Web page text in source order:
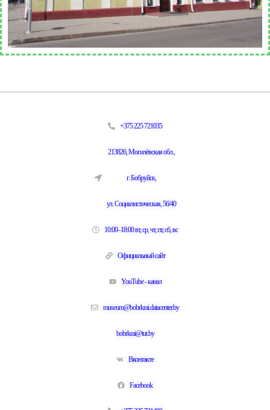
+375 225 721035
213826, Могилёвская обл.,
г. Бобруйск,
ул. Социалистическая, 56/40
10:00–18:00 вт, ср, чт, пт, сб, вс
Официальный сайт
YouTube - канал
museum@bobrkrai.datacenter.by
bobrkrai@tut.by
Вконтакте
Facebook